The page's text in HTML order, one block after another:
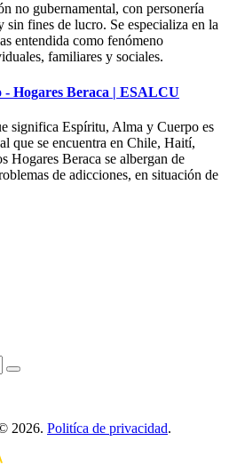
no gubernamental, con personería
fines de lucro. Se especializa en la
entendida como fenómeno
familiares y sociales.
Hogares Beraca | ESALCU
significa Espíritu, Alma y Cuerpo es
que se encuentra en Chile, Haití,
Beraca se albergan de
de adicciones, en situación de
2026. Politíca de privacidad.